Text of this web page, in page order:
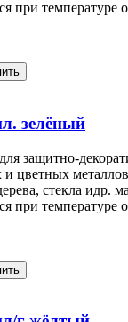
при температуре
зелёный
защитно-
и цветных
стекла идр.
при температуре